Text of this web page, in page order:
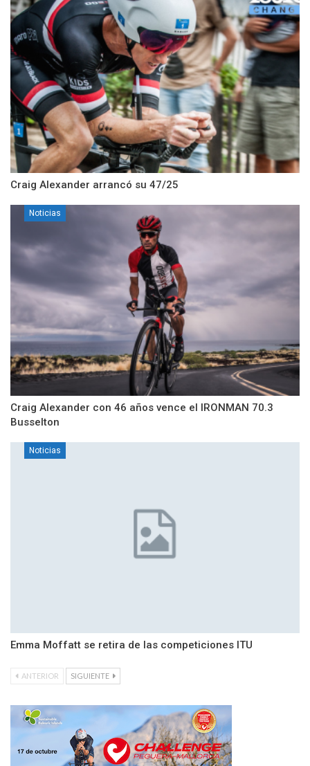
Craig Alexander arrancó su 47/25
Noticias
Craig Alexander con 46 años vence el IRONMAN 70.3
Busselton
Noticias
Emma Moffatt se retira de las competiciones ITU
ANTERIOR SIGUIENTE